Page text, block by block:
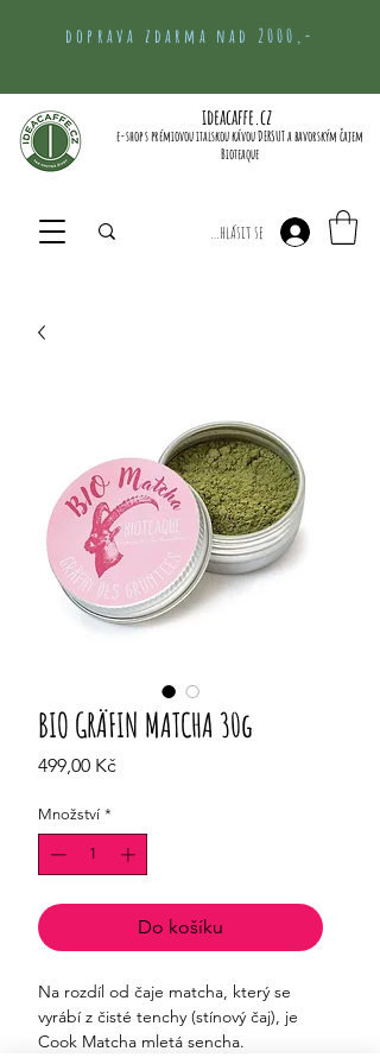
doprava zdarma nad 2000,-
e-shop s prémiovou italskou kávou DERSUT a bavorským čajem
Bioteaque
Přihlásit se
ideacaffe.cz
BIO GRÄFIN MATCHA 30g
499,00 KčCena
Množství *
Do košíku
Na rozdíl od čaje matcha, který se
vyrábí z čisté tenchy (stínový čaj), je
Cook Matcha mletá sencha.